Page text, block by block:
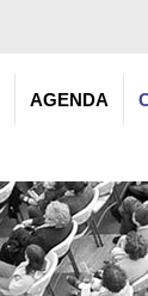
AGENDA